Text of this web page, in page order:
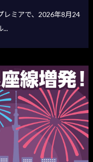
レミアで、2026年8月24
...